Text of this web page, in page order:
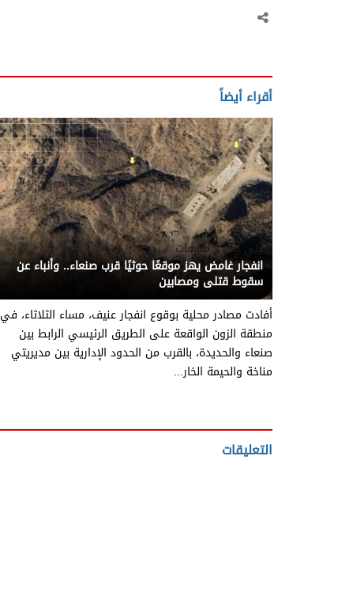
أقراء أيضاً
يني يمن - متابعات
انفجار غامض يهز موقعًا حوثيًا قرب صنعاء.. وأنباء عن
سقوط قتلى ومصابين
أفادت مصادر محلية بوقوع انفجار عنيف، مساء الثلاثاء، في
منطقة الزون الواقعة على الطريق الرئيسي الرابط بين
صنعاء والحديدة، بالقرب من الحدود الإدارية بين مديريتي
مناخة والحيمة الخار...
التعليقات